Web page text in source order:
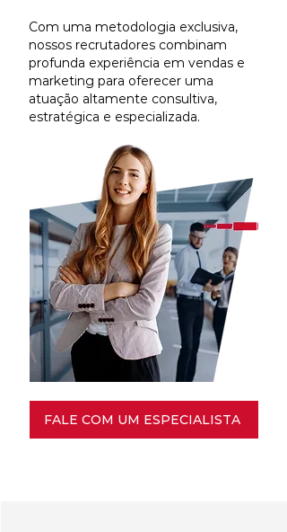
Com uma metodologia exclusiva,
nossos recrutadores combinam
profunda experiência em vendas e
marketing para oferecer uma
atuação altamente consultiva,
estratégica e especializada.
FALE COM UM ESPECIALISTA